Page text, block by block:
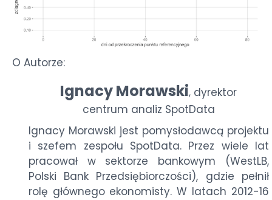
O Autorze:
Ignacy Morawski, dyrektor
centrum analiz SpotData
Ignacy Morawski jest pomysłodawcą projektu
i szefem zespołu SpotData. Przez wiele lat
pracował w sektorze bankowym (WestLB,
Polski Bank Przedsiębiorczości), gdzie pełnił
rolę głównego ekonomisty. W latach 2012-16